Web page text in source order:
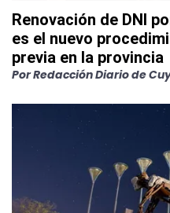
Renovación de DNI
es el nuevo
previa en la provincia
PorRedacción Diario de